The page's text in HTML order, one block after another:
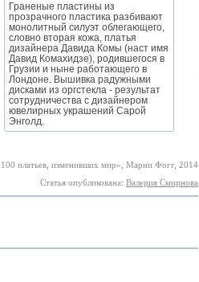
Граненые пластины из
прозрачного пластика разбивают
монолитный силуэт облегающего,
словно вторая кожа, платья
дизайнера Давида Комы (наст имя
Давид Комахидзе), родившегося в
Грузии и ныне работающего в
Лондоне. Вышивка радужными
дисками из оргстекла - результат
сотрудничества с дизайнером
ювелирных украшений Сарой
Энголд.
платьев, изменивших мир», Марни Фогг, 2014
Статья опубликована: Валерия Смирнова